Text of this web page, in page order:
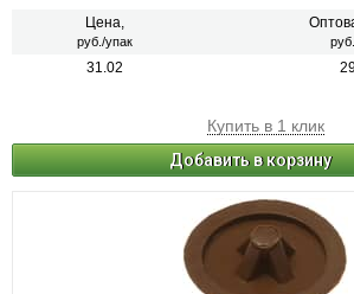
Цена,
руб./упак
31.02
Купить в 1 клик
Добавить в корзину